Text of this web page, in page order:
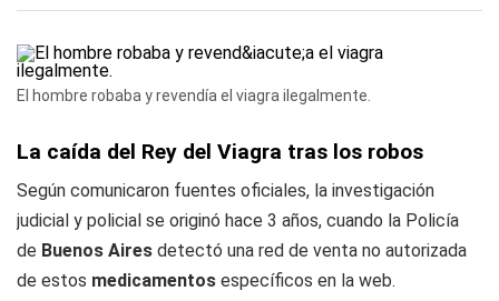
El hombre robaba y revendía el viagra ilegalmente.
La caída del Rey del Viagra tras los robos
Según comunicaron fuentes oficiales, la investigación
judicial y policial se originó hace 3 años, cuando la Policía
de Buenos Aires detectó una red de venta no autorizada
de estos medicamentos específicos en la web.